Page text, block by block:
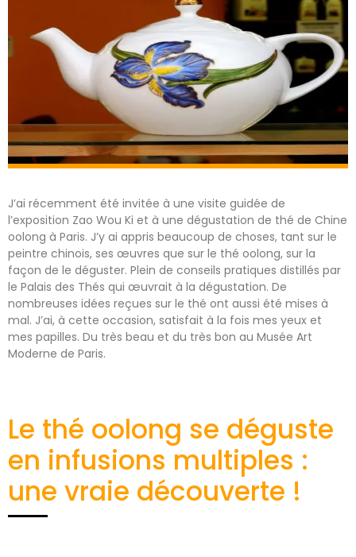
J’ai récemment été invitée à une visite guidée de
l’exposition Zao Wou Ki et à une dégustation de thé de Chine
oolong à Paris. J’y ai appris beaucoup de choses, tant sur le
peintre chinois, ses œuvres que sur le thé oolong, sur la
façon de le déguster. Plein de conseils pratiques distillés par
le Palais des Thés qui œuvrait à la dégustation. De
nombreuses idées reçues sur le thé ont aussi été mises à
mal. J’ai, à cette occasion, satisfait à la fois mes yeux et
mes papilles. Du très beau et du très bon au Musée Art
Moderne de Paris.
Le thé oolong se déguste
en infusions multiples :
une vraie découverte !